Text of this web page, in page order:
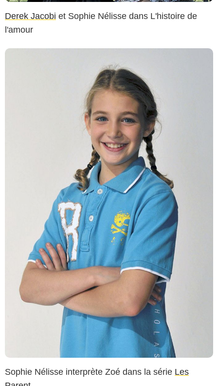
Derek Jacobi et Sophie Nélisse dans L'histoire de
l'amour
Sophie Nélisse interprète Zoé dans la série Les